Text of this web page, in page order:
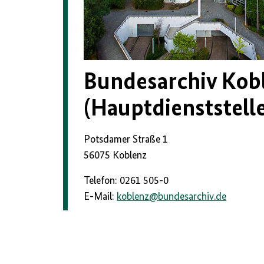
Bundesarchiv
Potsdamer Straße 1
56075 Koblenz
Telefon: 0261 505-0
E-Mail: koblenz@bundesarchiv.de